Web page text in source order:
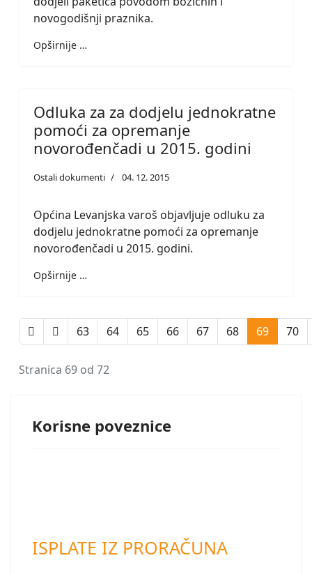
novogodišnji praznika.
Opširnije …
Odluka za za dodjelu jednokratne
pomoći za opremanje
novorođenčadi u 2015. godini
Ostali dokumenti 04. 12. 2015
Općina Levanjska varoš objavljuje odluku za
dodjelu jednokratne pomoći za opremanje
novorođenčadi u 2015. godini.
Opširnije …
63 64 65 66 67 68 69 70
Stranica 69 od 72
Korisne poveznice
ISPLATE IZ PRORAČUNA